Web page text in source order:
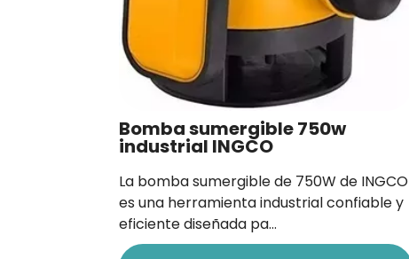
Bomba sumergible 750w
industrial INGCO
La bomba sumergible de 750W de INGCO
es una herramienta industrial confiable y
eficiente diseñada pa…